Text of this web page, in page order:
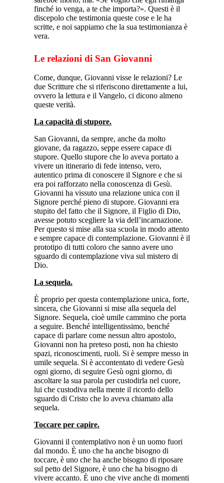
finché io venga, a te che importa?». Questi è il
discepolo che testimonia queste cose e le ha
scritte, e noi sappiamo che la sua testimonianza è
vera.
Le relazioni di San Giovanni
Come, dunque, Giovanni visse le relazioni? Le
due Scritture che si riferiscono direttamente a lui,
ovvero la lettura e il Vangelo, ci dicono almeno
queste verità.
La capacità di stupore.
San Giovanni, da sempre, anche da molto
giovane, da ragazzo, seppe essere capace di
stupore. Quello stupore che lo aveva portato a
vivere un itinerario di fede intenso, vero,
autentico prima di conoscere il Signore e che si
era poi rafforzato nella conoscenza di Gesù.
Giovanni ha vissuto una relazione unica con il
Signore perché pieno di stupore. Giovanni era
stupito del fatto che il Signore, il Figlio di Dio,
avesse potuto scegliere la via dell’incarnazione.
Per questo si mise alla sua scuola in modo attento
e sempre capace di contemplazione. Giovanni è il
prototipo di tutti coloro che sanno avere uno
sguardo di contemplazione viva sul mistero di
Dio.
La sequela.
È proprio per questa contemplazione unica, forte,
sincera, che Giovanni si mise alla sequela del
Signore. Sequela, cioè umile cammino che porta
a seguire. Benché intelligentissimo, benché
capace di parlare come nessun altro apostolo,
Giovanni non ha preteso posti, non ha chiesto
spazi, riconoscimenti, ruoli. Si è sempre messo in
umile sequela. Si è accontentato di vedere Gesù
ogni giorno, di seguire Gesù ogni giorno, di
ascoltare la sua parola per custodirla nel cuore,
lui che custodiva nella mente il ricordo dello
sguardo di Cristo che lo aveva chiamato alla
sequela.
Toccare per capire.
Giovanni il contemplativo non è un uomo fuori
dal mondo. È uno che ha anche bisogno di
toccare, è uno che ha anche bisogno di riposare
sul petto del Signore, è uno che ha bisogno di
vivere accanto. È uno che vive anche di momenti